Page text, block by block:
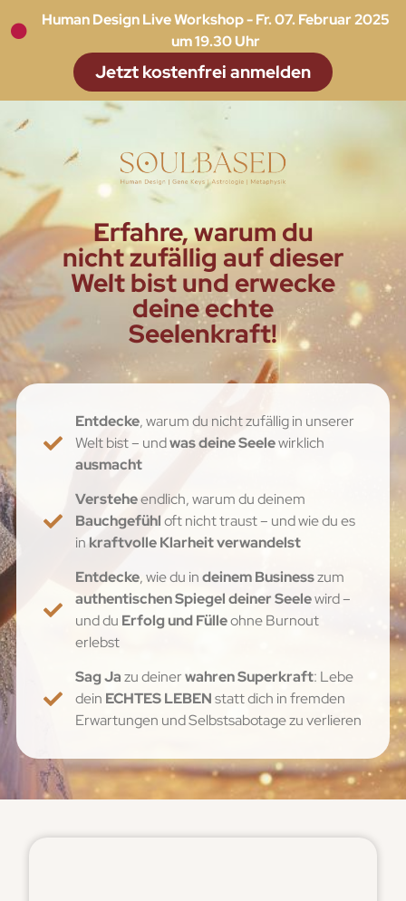
Jetzt kostenfrei anmelden
Human Design Live Workshop - Fr. 07. Februar 2025
um 19.30 Uhr
Erfahre, warum du
nicht zufällig auf dieser
Welt bist und erwecke
deine echte
Seelenkraft!
Entdecke, warum du nicht zufällig in unserer
Welt bist – undwas deine Seelewirklich
ausmacht
Versteheendlich, warum du deinem
Bauchgefühloft nicht traust – und wie du es
inkraftvolle Klarheit verwandelst
Entdecke, wie du indeinem Businesszum
authentischen Spiegel deiner Seelewird –
und du Erfolg und Fülleohne Burnout
erlebst
Sag Jazu deinerwahren Superkraft: Lebe
dein ECHTES LEBENstatt dich in fremden
Erwartungen und Selbstsabotage zu verlieren